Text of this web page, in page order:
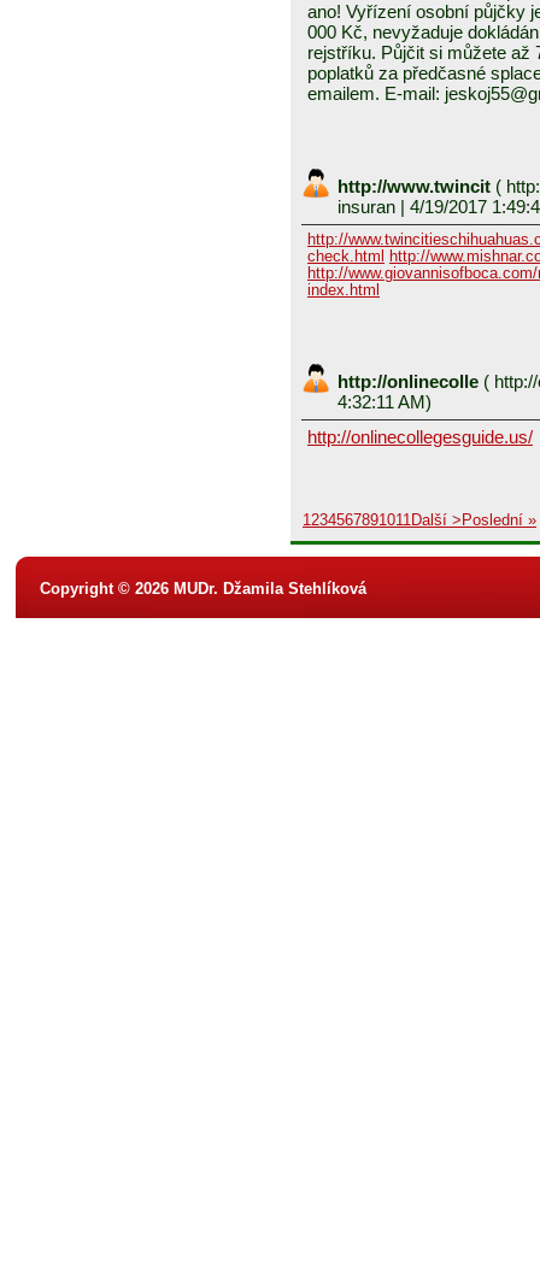
ano! Vyřízení osobní půjčky
000 Kč, nevyžaduje
rejstříku. Půjčit si můžete až
poplatků za předčasné
emailem. E-mail:
http://www.twincit (
insuran | 4/19/2017
http://
check.html
http://
http://
index.html
http://onlinecolle (
4:32:11 AM)
http://onlinecollegesguide.us/
1234567891011Další > Poslední »
Copyright © 2026 MUDr. Džamila Stehlíková